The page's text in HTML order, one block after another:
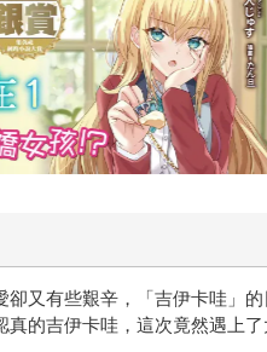
又有些艱辛，「吉伊卡哇」的
的吉伊卡哇，這次竟然遇上